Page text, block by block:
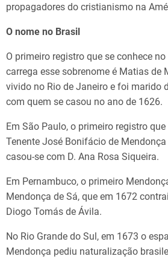
propagadores do cristianismo na
O nome no Brasil
O primeiro registro que se conhece
carrega esse sobrenome é Matias de
vivido no Rio de Janeiro e foi marido
com quem se casou no ano de 1626.
Em São Paulo, o primeiro registro
Tenente José Bonifácio de
casou-se com D. Ana Rosa Siqueira.
Em Pernambuco, o primeiro
Mendonça de Sá, que em 1672
Diogo Tomás de Ávila.
No Rio Grande do Sul, em 1673 o
Mendonça pediu naturalização